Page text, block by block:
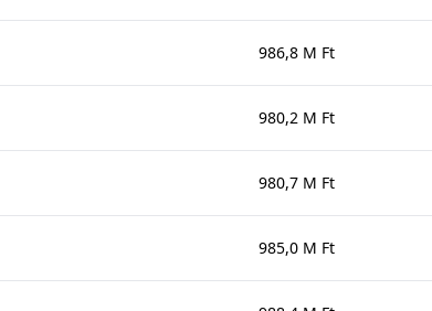
986,8 M Ft
980,2 M Ft
980,7 M Ft
985,0 M Ft